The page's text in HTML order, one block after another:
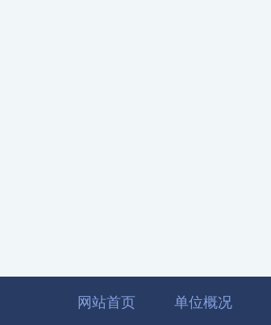
网站首页 单位概况